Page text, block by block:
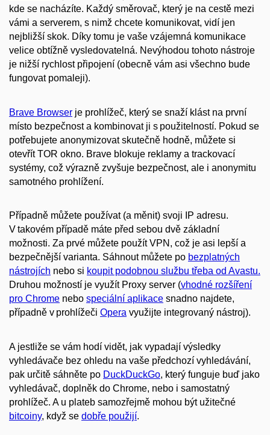
kde se nacházíte. Každý směrovač, který je na cestě mezi
vámi a serverem, s nimž chcete komunikovat, vidí jen
nejbližší skok. Díky tomu je vaše vzájemná komunikace
velice obtížně vysledovatelná. Nevýhodou tohoto nástroje
je nižší rychlost připojení (obecně vám asi všechno bude
fungovat pomaleji).
Brave Browser je prohlížeč, který se snaží klást na první
místo bezpečnost a kombinovat ji s použitelností. Pokud se
potřebujete anonymizovat skutečně hodně, můžete si
otevřít TOR okno. Brave blokuje reklamy a trackovací
systémy, což výrazně zvyšuje bezpečnost, ale i anonymitu
samotného prohlížení.
Případně můžete používat (a měnit) svoji IP adresu.
V takovém případě máte před sebou dvě základní
možnosti. Za prvé můžete použít VPN, což je asi lepší a
bezpečnější varianta. Sáhnout můžete po bezplatných
nástrojích nebo si koupit podobnou službu třeba od Avastu.
Druhou možností je využít Proxy server (vhodné rozšíření
pro Chrome nebo speciální aplikace snadno najdete,
případně v prohlížeči Opera využijte integrovaný nástroj).
A jestliže se vám hodí vidět, jak vypadají výsledky
vyhledávače bez ohledu na vaše předchozí vyhledávání,
pak určitě sáhněte po DuckDuckGo, který funguje buď jako
vyhledávač, doplněk do Chrome, nebo i samostatný
prohlížeč. A u plateb samozřejmě mohou být užitečné
bitcoiny, když se dobře použijí.